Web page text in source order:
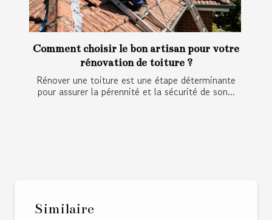
Comment choisir le bon artisan pour votre
rénovation de toiture ?
Rénover une toiture est une étape déterminante
pour assurer la pérennité et la sécurité de son...
Similaire